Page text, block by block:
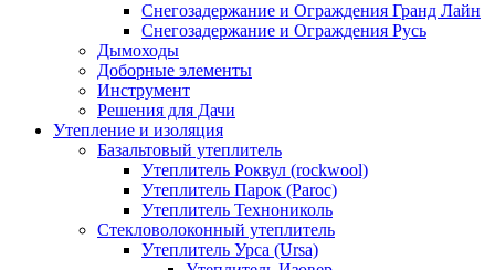
Снегозадержание и Ограждения Гранд Лайн
Снегозадержание и Ограждения Русь
Дымоходы
Доборные элементы
Инструмент
Решения для Дачи
Утепление и изоляция
Базальтовый утеплитель
Утеплитель Роквул (rockwool)
Утеплитель Парок (Paroc)
Утеплитель Технониколь
Стекловолоконный утеплитель
Утеплитель Урса (Ursa)